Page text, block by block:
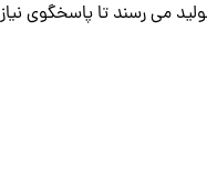
می رسند تا پاسخگوی